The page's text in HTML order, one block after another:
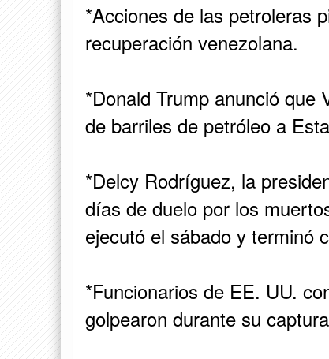
*Acciones de las petroleras
recuperación venezolana.
*Donald Trump anunció que
de barriles de petróleo a
*Delcy Rodríguez, la
días de duelo por los
ejecutó el sábado y terminó
*Funcionarios de EE. UU.
golpearon durante su